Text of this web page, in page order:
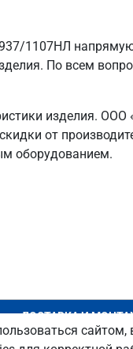
1107НЛ
По всем
изделия.
от
оборудованием.
ДОСТАВКА И
сайтом,